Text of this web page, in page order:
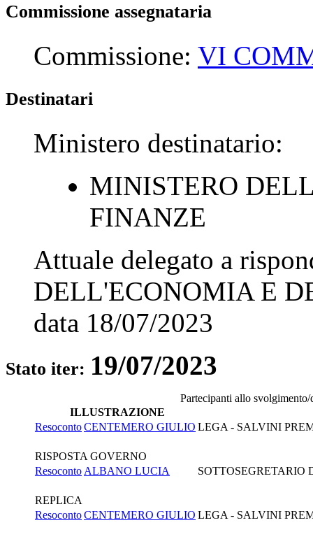
Commissione assegnataria
Commissione: VI
Destinatari
Ministero destinatario:
MINISTERO
FINANZE
Attuale delegato a
DELL'ECONOMIA E
data 18/07/2023
Stato iter: 19/07/2023
Partecipanti allo svolgimento/
ILLUSTRAZIONE
ResocontoCENTEMERO GIULIO LEGA - SALVINI
RISPOSTA GOVERNO
Resoconto ALBANO LUCIA SOTTOSEGRETARIO
REPLICA
ResocontoCENTEMERO GIULIO LEGA - SALVINI